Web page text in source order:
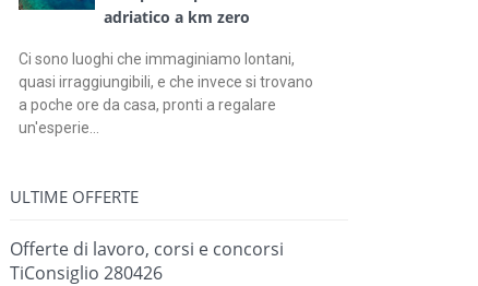
adriatico a km zero
Ci sono luoghi che immaginiamo lontani,
quasi irraggiungibili, e che invece si trovano
a poche ore da casa, pronti a regalare
un'esperie...
ULTIME OFFERTE
Offerte di lavoro, corsi e concorsi
TiConsiglio 280426